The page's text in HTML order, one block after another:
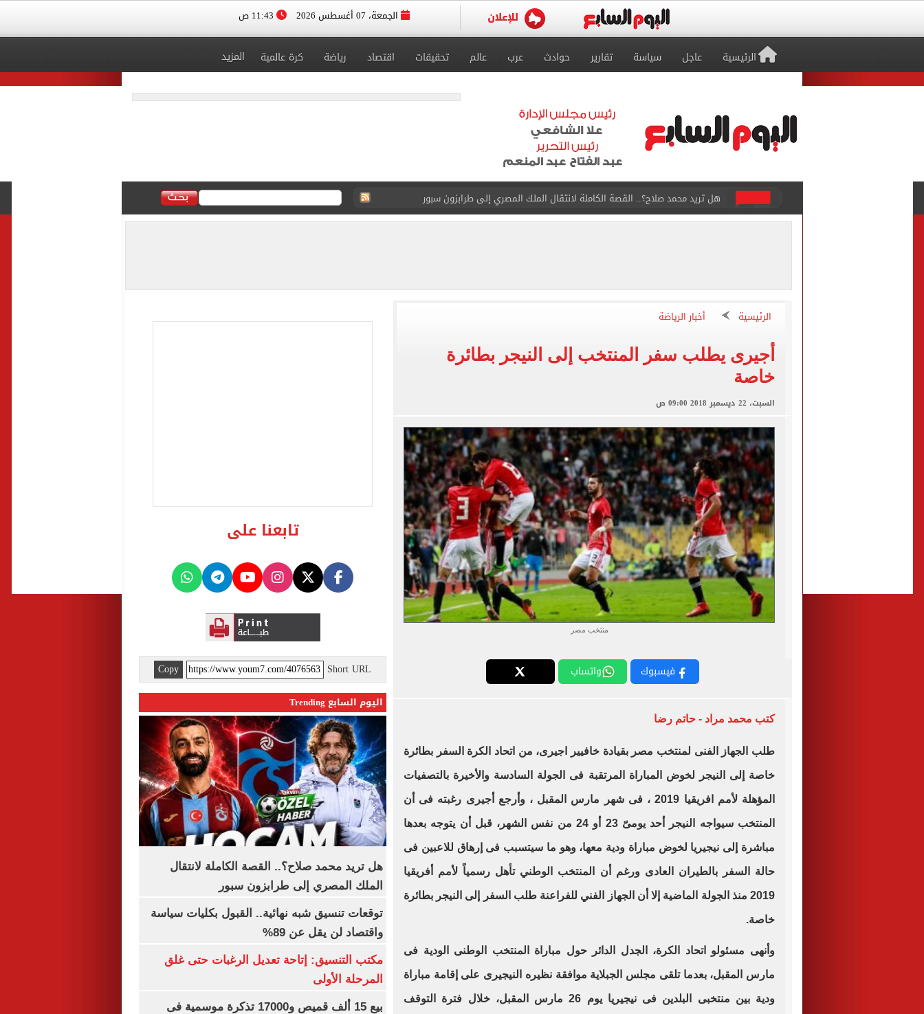
الجمعة، 07 أغسطس 2026
الرئيسية عاجل سياسة تقارير حوادث عرب عالم تحقيقات اقتصاد رياضة كرة عالمية المزيد
هل تريد محمد صلاح؟.. القصة الكاملة لانتقال الملك المصري إلى طرابزون سبور
توقعات تنسيق شبه نهائية.. القبول بكليات سياسة واقتصاد لن يقل عن 89%
مكتب التنسيق: إتاحة تعديل الرغبات حتى غلق المرحلة الأولى
7 قتلى و15 مصابا بإطلاق نار داخل مدرسة فى تايلاند
هيثم حسن وسيلتيك.. عقد طويل ومكافآت دوري أبطال أوروبا تنتظر نجم الفراعنة
متى تنتهى تظلمات الثانوية العامة 2026.. والفترة المتبقية للتقديم إلكترونيا
الرئيسية أخبار الرياضة
أجيرى يطلب سفر المنتخب إلى النيجر بطائرة
خاصة
السبت، 22 ديسمبر 2018 09:00 ص
منتخب مصر
فيسبوك واتساب
كتب محمد مراد - حاتم رضا
طلب الجهاز الفنى لمنتخب مصر بقيادة خافيير اجيرى، من اتحاد الكرة السفر بطائرة
خاصة إلى النيجر لخوض المباراة المرتقبة فى الجولة السادسة والأخيرة بالتصفيات
المؤهلة لأمم افريقيا 2019 ، فى شهر مارس المقبل ، وأرجع أجيرى رغبته فى أن
المنتخب سيواجه النيجر أحد يومىّ 23 أو 24 من نفس الشهر، قبل أن يتوجه بعدها
مباشرة إلى نيجيريا لخوض مباراة ودية معها، وهو ما سيتسبب فى إرهاق للاعبين فى
حالة السفر بالطيران العادى ورغم أن المنتخب الوطني تأهل رسمياً لأمم أفريقيا
2019 منذ الجولة الماضية إلا أن الجهاز الفني للفراعنة طلب السفر إلى النيجر بطائرة
خاصة.
وأنهى مسئولو اتحاد الكرة، الجدل الدائر حول مباراة المنتخب الوطنى الودية فى
مارس المقبل، بعدماتلقى مجلس الجبلاية موافقة نظيره النيجيرى على إقامة مباراة
ودية بين منتخبى البلدين فى نيجيريا يوم 26 مارس المقبل، خلال فترة التوقف
تابعنا على
Short URL
Copy
اليوم السابع Trending
هل تريد محمد صلاح؟.. القصة الكاملة لانتقال
الملك المصري إلى طرابزون سبور
توقعات تنسيق شبه نهائية.. القبول بكليات سياسة
واقتصاد لن يقل عن 89%
مكتب التنسيق: إتاحة تعديل الرغبات حتى غلق
المرحلة الأولى
بيع 15 ألف قميص و17000 تذكرة موسمية فى